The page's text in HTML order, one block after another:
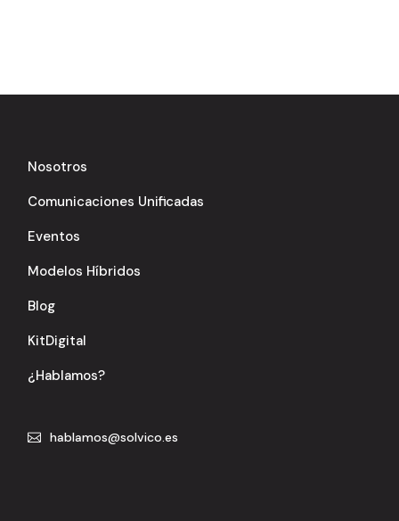
Nosotros
Comunicaciones Unificadas
Eventos
Modelos Híbridos
Blog
KitDigital
¿Hablamos?
hablamos@solvico.es